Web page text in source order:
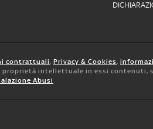
contrattuali, Privacy & Cookies,
intellettuale in essi contenuti,
Abusi